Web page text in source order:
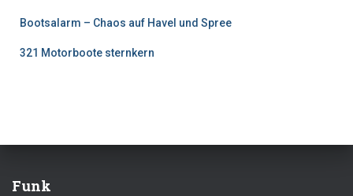
Bootsalarm – Chaos auf Havel und Spree
321 Motorboote sternkern
Funk